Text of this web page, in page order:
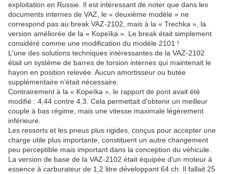
exploitation en Russie. Il est intéressant de noter que dans les
documents internes de VAZ, le « deuxième modèle » ne
correspond pas au break VAZ-2102, mais à la « Trechka », la
version améliorée de la « Kopeïka ». Le break était simplement
considéré comme une modification du modèle 2101 !
L'une des solutions techniques intéressantes de la VAZ-2102
était un système de barres de torsion internes qui maintenait le
hayon en position relevée. Aucun amortisseur ou butée
supplémentaire n'était nécessaire.
Contrairement à la « Kopeïka », le rapport de pont avait été
modifié : 4,44 contre 4,3. Cela permettait d'obtenir un meilleur
couple à bas régime, mais une vitesse maximale légèrement
inférieure.
Les ressorts et les pneus plus rigides, conçus pour accepter une
charge utile plus importante, constituent un autre changement
peu perceptible mais important dans la conception du véhicule.
La version de base de la VAZ-2102 était équipée d'un moteur à
essence à carburateur de 1,2 litre développant 64 ch. Il fallait 25